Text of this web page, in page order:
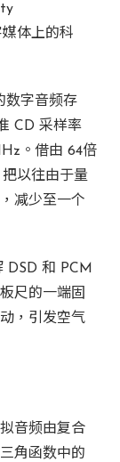
体上的科
数字音频存
CD 采样率
。借由 64倍
以往由于量
减少至一个
DSD 和 PCM
尺的一端固
，引发空气
音频由复合
角函数中的